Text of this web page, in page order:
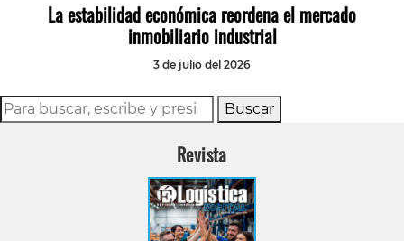
La estabilidad económica reordena el mercado
inmobiliario industrial
3 de julio del 2026
Buscar
Revista